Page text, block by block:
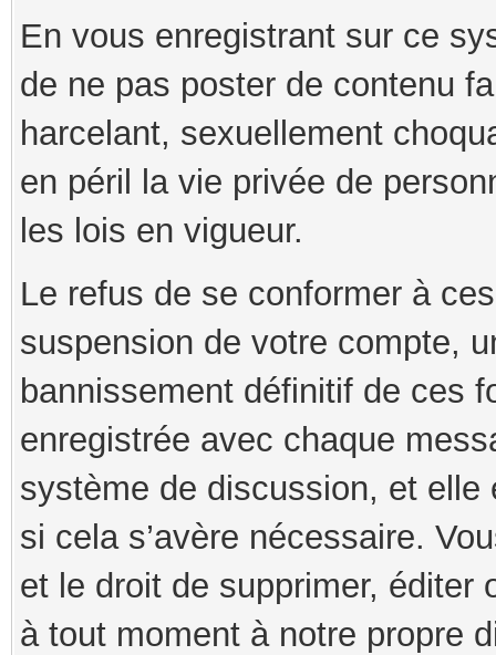
En vous enregistrant sur ce
de ne pas poster de contenu
harcelant, sexuellement
en péril la vie privée de
les lois en vigueur.
Le refus de se conformer à
suspension de votre compte,
bannissement définitif de ces
enregistrée avec chaque
système de discussion, et elle
si cela s’avère nécessaire.
et le droit de supprimer, éditer
à tout moment à notre propre